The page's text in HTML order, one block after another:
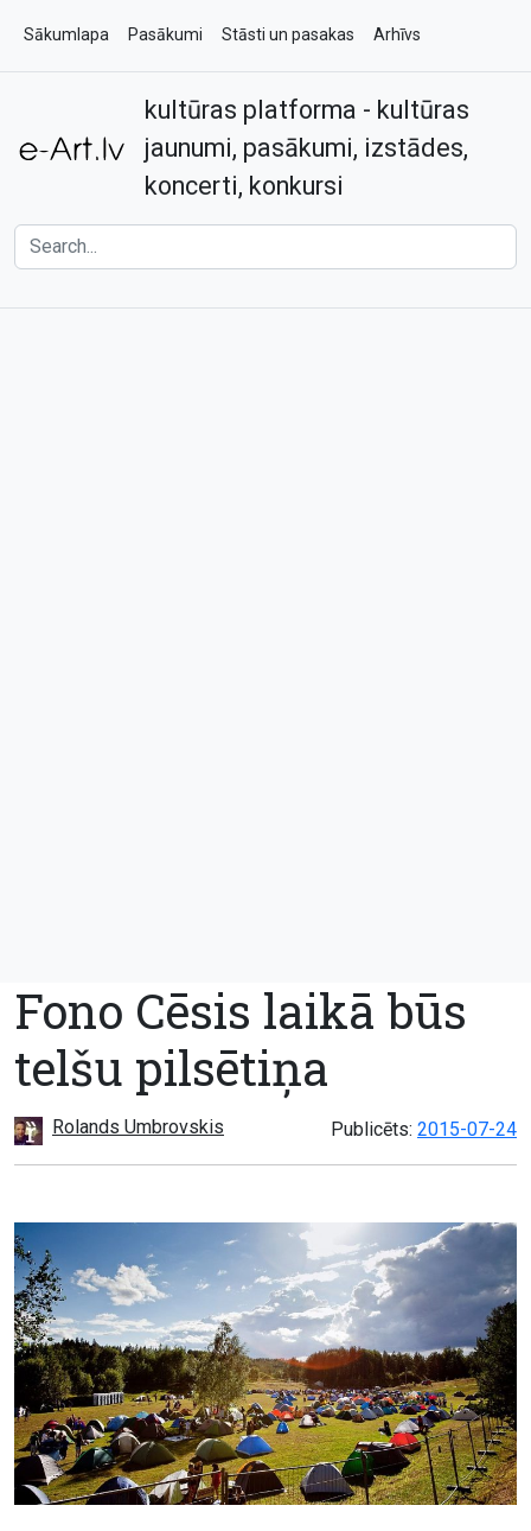
Sākumlapa Pasākumi Stāsti un pasakas Arhīvs
Kontakti
kultūras platforma - kultūras
jaunumi, pasākumi, izstādes,
koncerti, konkursi
Fono Cēsis laikā būs
telšu pilsētiņa
Rolands Umbrovskis Publicēts: 2015-07-24